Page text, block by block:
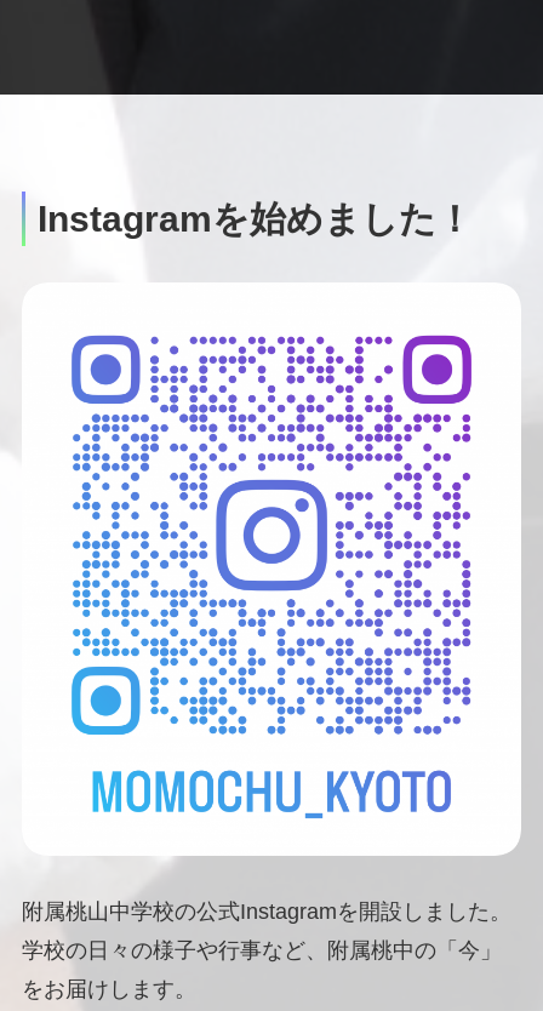
Instagramを始めました！
附属桃山中学校の公式Instagramを開設しました。
学校の日々の様子や行事など、附属桃中の「今」
をお届けします。